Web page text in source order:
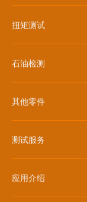
扭矩测试
石油检测
其他零件
测试服务
应用介绍